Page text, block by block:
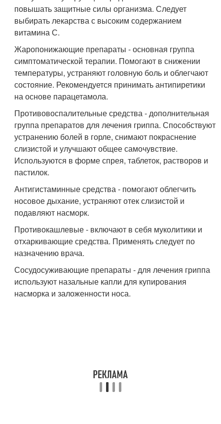
повышать защитные силы организма. Следует
выбирать лекарства с высоким содержанием
витамина С.
Жаропонижающие препараты - основная группа
симптоматической терапии. Помогают в снижении
температуры, устраняют головную боль и облегчают
состояние. Рекомендуется принимать антипиретики
на основе парацетамола.
Противовоспалительные средства - дополнительная
группа препаратов для лечения гриппа. Способствуют
устранению болей в горле, снимают покраснение
слизистой и улучшают общее самочувствие.
Используются в форме спрея, таблеток, растворов и
пастилок.
Антигистаминные средства - помогают облегчить
носовое дыхание, устраняют отек слизистой и
подавляют насморк.
Противокашлевые - включают в себя муколитики и
отхаркивающие средства. Применять следует по
назначению врача.
Сосудосуживающие препараты - для лечения гриппа
используют назальные капли для купирования
насморка и заложенности носа.